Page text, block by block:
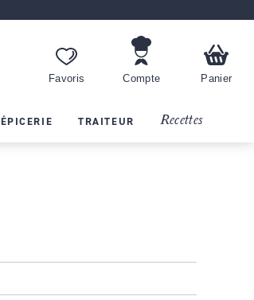
Favoris Compte Panier
ÉPICERIE TRAITEUR Recettes